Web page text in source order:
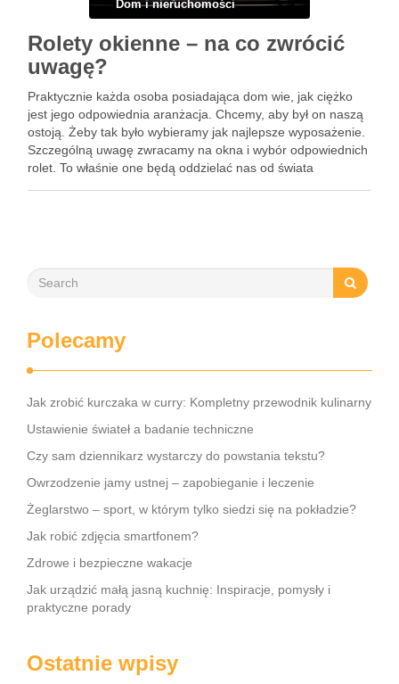
Dom i nieruchomości
Rolety okienne – na co zwrócić
uwagę?
Praktycznie każda osoba posiadająca dom wie, jak ciężko
jest jego odpowiednia aranżacja. Chcemy, aby był on naszą
ostoją. Żeby tak było wybieramy jak najlepsze wyposażenie.
Szczególną uwagę zwracamy na okna i wybór odpowiednich
rolet. To właśnie one będą oddzielać nas od świata
Polecamy
Jak zrobić kurczaka w curry: Kompletny przewodnik kulinarny
Ustawienie świateł a badanie techniczne
Czy sam dziennikarz wystarczy do powstania tekstu?
Owrzodzenie jamy ustnej – zapobieganie i leczenie
Żeglarstwo – sport, w którym tylko siedzi się na pokładzie?
Jak robić zdjęcia smartfonem?
Zdrowe i bezpieczne wakacje
Jak urządzić małą jasną kuchnię: Inspiracje, pomysły i
praktyczne porady
Ostatnie wpisy